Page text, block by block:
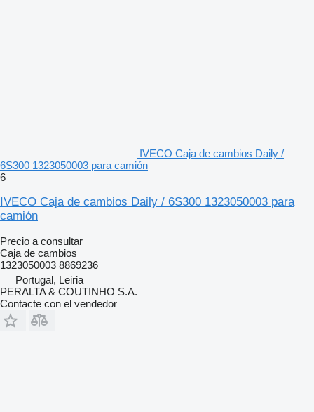
IVECO Caja de cambios Daily /
6S300 1323050003 para camión
6
IVECO Caja de cambios Daily / 6S300 1323050003 para
camión
Precio a consultar
Caja de cambios
1323050003 8869236
Portugal, Leiria
PERALTA & COUTINHO S.A.
Contacte con el vendedor